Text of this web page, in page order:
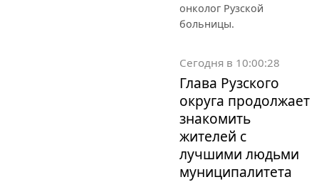
онколог Рузской
больницы.
Сегодня в 10:00:28
Глава Рузского
округа продолжает
знакомить
жителей с
лучшими людьми
муниципалитета